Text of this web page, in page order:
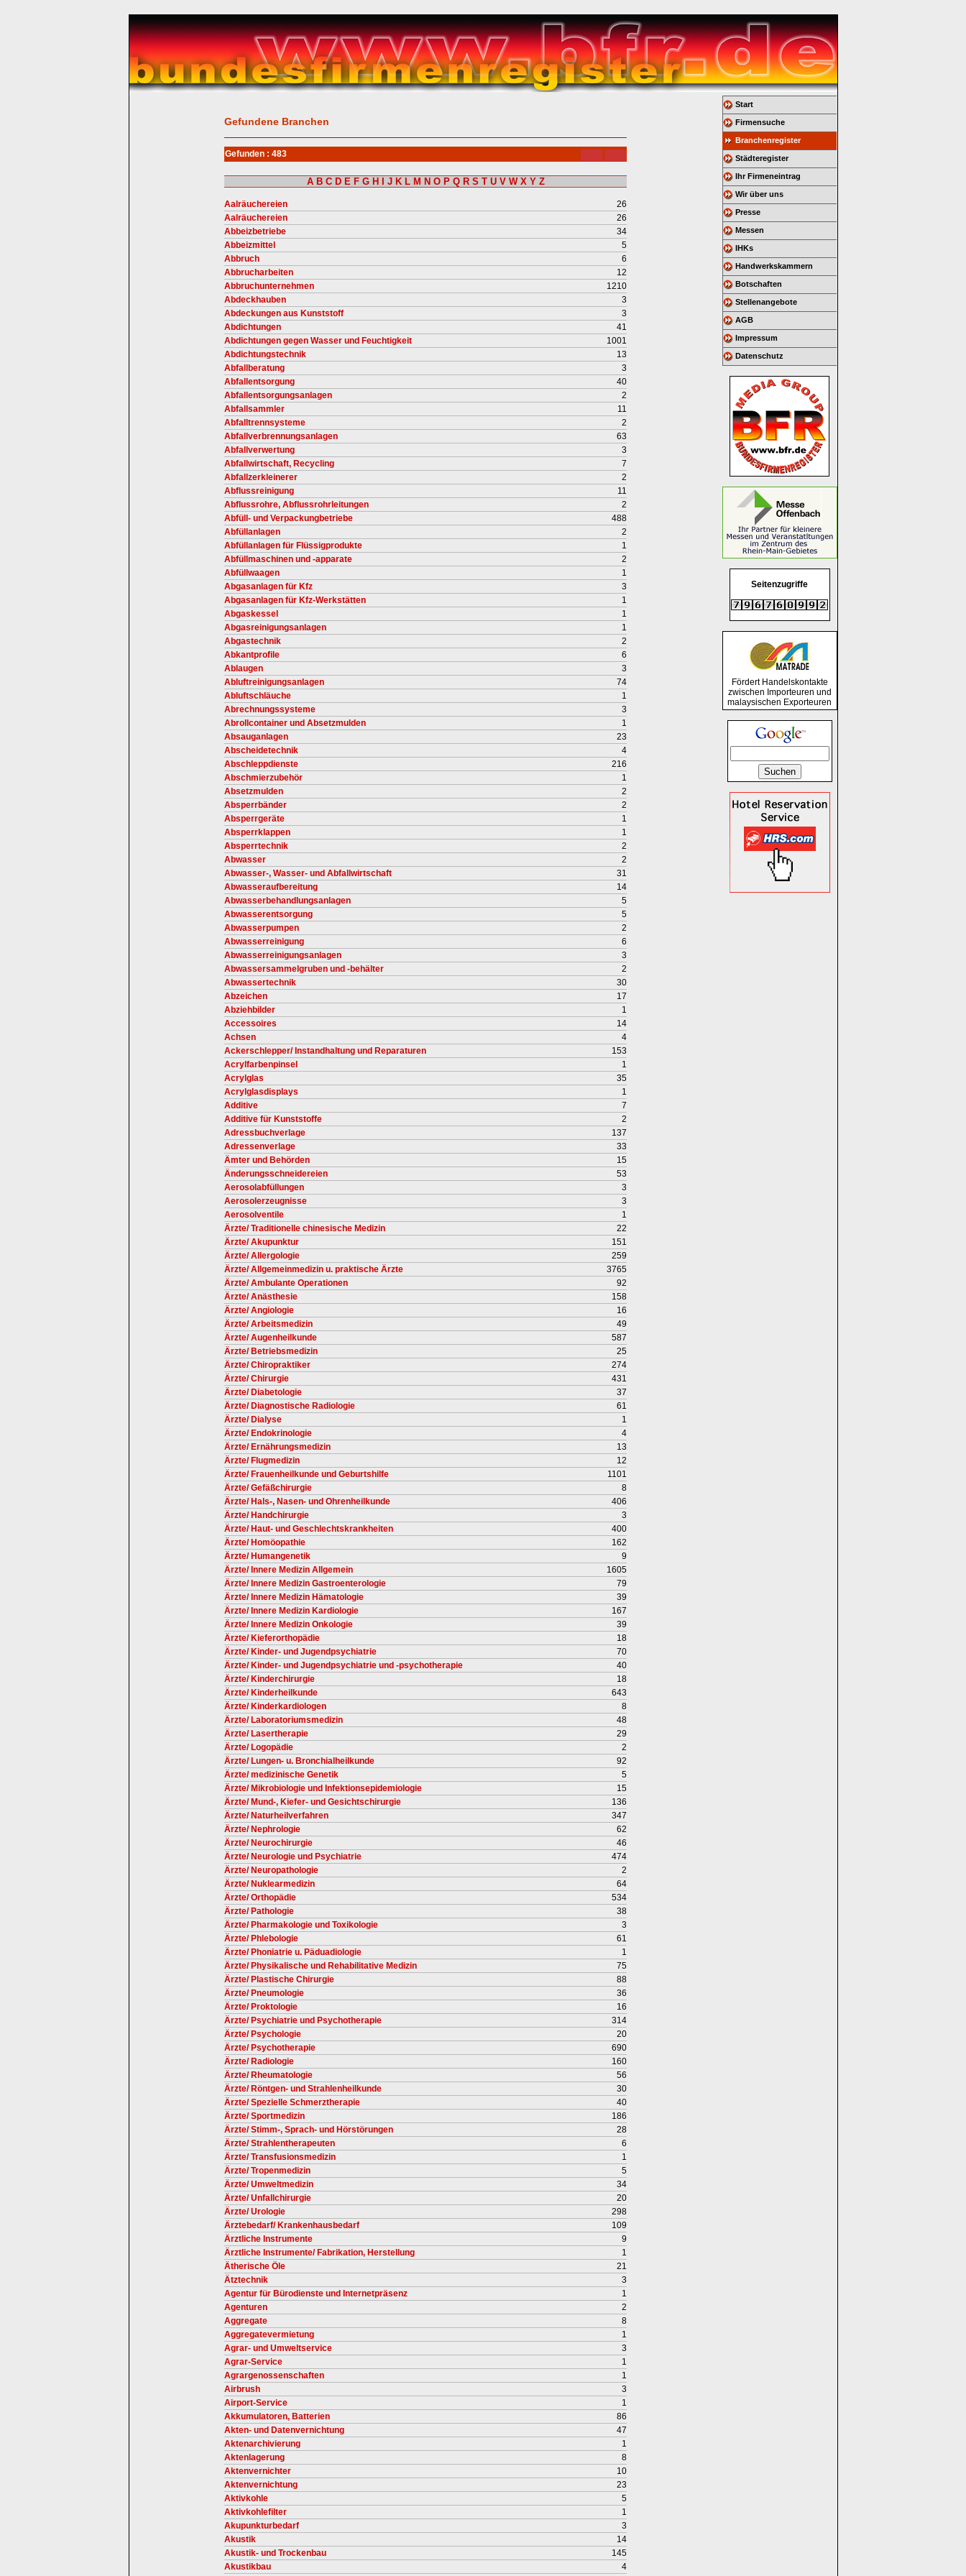
Gefundene Branchen
Gefunden : 483
A B C D E F G H J K L M N O P Q R S T U V W X Y Z
Aalräuchereien
26
Aalräuchereien
26
Abbeizbetriebe
34
Abbeizmittel
5
Abbruch
6
Abbrucharbeiten
12
Abbruchunternehmen
1210
Abdeckhauben
3
Abdeckungen aus Kunststoff
3
Abdichtungen
41
Abdichtungen gegen Wasser und Feuchtigkeit
1001
Abdichtungstechnik
13
Abfallberatung
3
Abfallentsorgung
40
Abfallentsorgungsanlagen
2
Abfallsammler
11
Abfalltrennsysteme
2
Abfallverbrennungsanlagen
63
Abfallverwertung
3
Abfallwirtschaft, Recycling
7
Abfallzerkleinerer
2
Abflussreinigung
11
Abflussrohre, Abflussrohrleitungen
2
Abfüll- und Verpackungbetriebe
488
Abfüllanlagen
2
Abfüllanlagen für Flüssigprodukte
1
Abfüllmaschinen und -apparate
2
Abfüllwaagen
1
Abgasanlagen für Kfz
3
Abgasanlagen für Kfz-Werkstätten
1
Abgaskessel
1
Abgasreinigungsanlagen
1
Abgastechnik
2
Abkantprofile
6
Ablaugen
3
Abluftreinigungsanlagen
74
Abluftschläuche
1
Abrechnungssysteme
3
Abrollcontainer und Absetzmulden
1
Absauganlagen
23
Abscheidetechnik
4
Abschleppdienste
216
Abschmierzubehör
1
Absetzmulden
2
Absperrbänder
2
Absperrgeräte
1
Absperrklappen
1
Absperrtechnik
2
Abwasser
2
Abwasser-, Wasser- und Abfallwirtschaft
31
Abwasseraufbereitung
14
Abwasserbehandlungsanlagen
5
Abwasserentsorgung
5
Abwasserpumpen
2
Abwasserreinigung
6
Abwasserreinigungsanlagen
3
Abwassersammelgruben und -behälter
2
Abwassertechnik
30
Abzeichen
17
Abziehbilder
1
Accessoires
14
Achsen
4
Ackerschlepper/ Instandhaltung und Reparaturen
153
Acrylfarbenpinsel
1
Acrylglas
35
Acrylglasdisplays
1
Additive
7
Additive für Kunststoffe
2
Adressbuchverlage
137
Adressenverlage
33
Ämter und Behörden
15
Änderungsschneidereien
53
Aerosolabfüllungen
3
Aerosolerzeugnisse
3
Aerosolventile
1
Ärzte/ Traditionelle chinesische Medizin
22
Ärzte/ Akupunktur
151
Ärzte/ Allergologie
259
Ärzte/ Allgemeinmedizin u. praktische Ärzte
3765
Ärzte/ Ambulante Operationen
92
Ärzte/ Anästhesie
158
Ärzte/ Angiologie
16
Ärzte/ Arbeitsmedizin
49
Ärzte/ Augenheilkunde
587
Ärzte/ Betriebsmedizin
25
Ärzte/ Chiropraktiker
274
Ärzte/ Chirurgie
431
Ärzte/ Diabetologie
37
Ärzte/ Diagnostische Radiologie
61
Ärzte/ Dialyse
1
Ärzte/ Endokrinologie
4
Ärzte/ Ernährungsmedizin
13
Ärzte/ Flugmedizin
12
Ärzte/ Frauenheilkunde und Geburtshilfe
1101
Ärzte/ Gefäßchirurgie
8
Ärzte/ Hals-, Nasen- und Ohrenheilkunde
406
Ärzte/ Handchirurgie
3
Ärzte/ Haut- und Geschlechtskrankheiten
400
Ärzte/ Homöopathie
162
Ärzte/ Humangenetik
9
Ärzte/ Innere Medizin Allgemein
1605
Ärzte/ Innere Medizin Gastroenterologie
79
Ärzte/ Innere Medizin Hämatologie
39
Ärzte/ Innere Medizin Kardiologie
167
Ärzte/ Innere Medizin Onkologie
39
Ärzte/ Kieferorthopädie
18
Ärzte/ Kinder- und Jugendpsychiatrie
70
Ärzte/ Kinder- und Jugendpsychiatrie und -psychotherapie
40
Ärzte/ Kinderchirurgie
18
Ärzte/ Kinderheilkunde
643
Ärzte/ Kinderkardiologen
8
Ärzte/ Laboratoriumsmedizin
48
Ärzte/ Lasertherapie
29
Ärzte/ Logopädie
2
Ärzte/ Lungen- u. Bronchialheilkunde
92
Ärzte/ medizinische Genetik
5
Ärzte/ Mikrobiologie und Infektionsepidemiologie
15
Ärzte/ Mund-, Kiefer- und Gesichtschirurgie
136
Ärzte/ Naturheilverfahren
347
Ärzte/ Nephrologie
62
Ärzte/ Neurochirurgie
46
Ärzte/ Neurologie und Psychiatrie
474
Ärzte/ Neuropathologie
2
Ärzte/ Nuklearmedizin
64
Ärzte/ Orthopädie
534
Ärzte/ Pathologie
38
Ärzte/ Pharmakologie und Toxikologie
3
Ärzte/ Phlebologie
61
Ärzte/ Phoniatrie u. Päduadiologie
1
Ärzte/ Physikalische und Rehabilitative Medizin
75
Ärzte/ Plastische Chirurgie
88
Ärzte/ Pneumologie
36
Ärzte/ Proktologie
16
Ärzte/ Psychiatrie und Psychotherapie
314
Ärzte/ Psychologie
20
Ärzte/ Psychotherapie
690
Ärzte/ Radiologie
160
Ärzte/ Rheumatologie
56
Ärzte/ Röntgen- und Strahlenheilkunde
30
Ärzte/ Spezielle Schmerztherapie
40
Ärzte/ Sportmedizin
186
Ärzte/ Stimm-, Sprach- und Hörstörungen
28
Ärzte/ Strahlentherapeuten
6
Ärzte/ Transfusionsmedizin
1
Ärzte/ Tropenmedizin
5
Ärzte/ Umweltmedizin
34
Ärzte/ Unfallchirurgie
20
Ärzte/ Urologie
298
Ärztebedarf/ Krankenhausbedarf
109
Ärztliche Instrumente
9
Ärztliche Instrumente/ Fabrikation, Herstellung
1
Ätherische Öle
21
Ätztechnik
3
Agentur für Bürodienste und Internetpräsenz
1
Agenturen
2
Aggregate
8
Aggregatevermietung
1
Agrar- und Umweltservice
3
Agrar-Service
1
Agrargenossenschaften
1
Airbrush
3
Airport-Service
1
Akkumulatoren, Batterien
86
Akten- und Datenvernichtung
47
Aktenarchivierung
1
Aktenlagerung
8
Aktenvernichter
10
Aktenvernichtung
23
Aktivkohle
5
Aktivkohlefilter
1
Akupunkturbedarf
3
Akustik
14
Akustik- und Trockenbau
145
Akustikbau
4
Start
Firmensuche
Branchenregister
Städteregister
Ihr Firmeneintrag
Wir über uns
Presse
Messen
IHKs
Handwerkskammern
Botschaften
Stellenangebote
AGB
Impressum
Datenschutz
Seitenzugriffe
Fördert Handelskontakte
zwischen Importeuren und
malaysischen Exporteuren